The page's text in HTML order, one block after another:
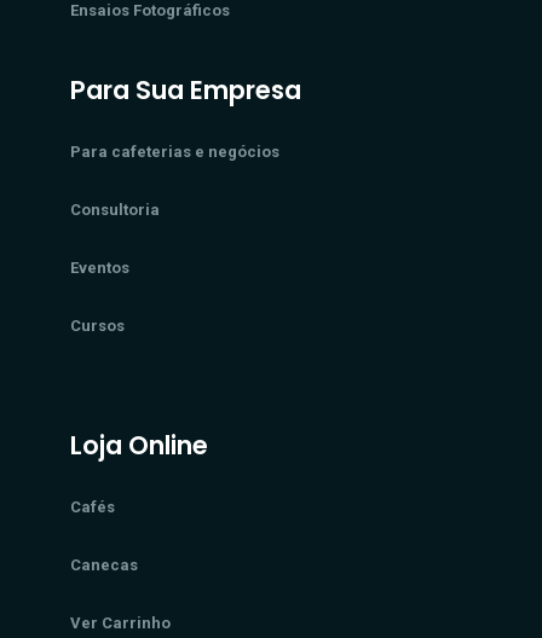
Ensaios Fotográficos
Para Sua Empresa
Para cafeterias e negócios
Consultoria
Eventos
Cursos
Loja Online
Cafés
Canecas
Ver Carrinho